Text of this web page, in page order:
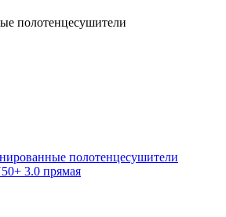
полотенцесушители
полотенцесушители
3.0 прямая